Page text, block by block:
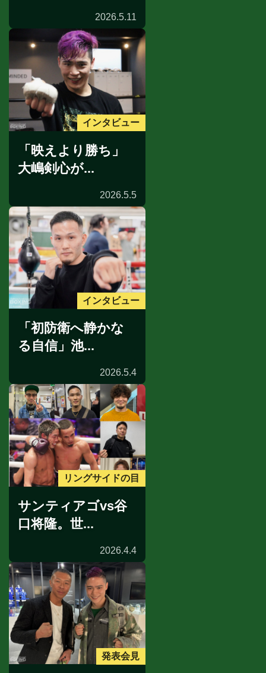
2026.5.11
インタビュー
「映えより勝ち」
大嶋剣心が...
2026.5.5
インタビュー
「初防衛へ静かな
る自信」池...
2026.5.4
リングサイドの目
サンティアゴvs谷
口将隆。世...
2026.4.4
発表会見